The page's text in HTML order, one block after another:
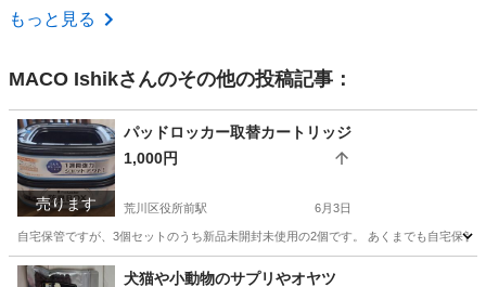
東京 世田谷区
もっと見る
MACO Ishikさんのその他の投稿記事：
売ります
パッドロッカー取替カートリッジ
1,000円
荒川区役所前駅 6月3日
自宅保管ですが、3個セットのうち新品未開封未使用の2個です。 あくまでも自宅保
東京 荒川区 荒川区役所前駅 掃除用具
犬猫や小動物のサプリやオヤツ